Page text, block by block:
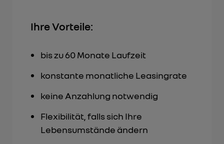
Ihre Vorteile:
bis zu 60 Monate Laufzeit
konstante monatliche Leasingrate
keine Anzahlung notwendig
Flexibilität, falls sich Ihre
Lebensumstände ändern